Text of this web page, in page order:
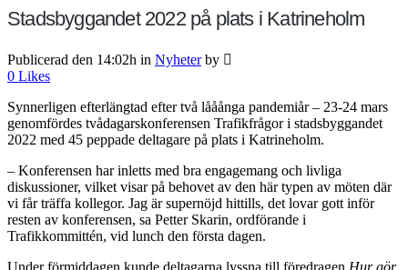
Stadsbyggandet 2022 på plats i Katrineholm
Publicerad den 14:02h in Nyheter by
0 Likes
Synnerligen efterlängtad efter två lååånga pandemiår – 23-24 mars
genomfördes tvådagarskonferensen Trafikfrågor i stadsbyggandet
2022 med 45 peppade deltagare på plats i Katrineholm.
– Konferensen har inletts med bra engagemang och livliga
diskussioner, vilket visar på behovet av den här typen av möten där
vi får träffa kollegor. Jag är supernöjd hittills, det lovar gott inför
resten av konferensen, sa Petter Skarin, ordförande i
Trafikkommittén, vid lunch den första dagen.
Under förmiddagen kunde deltagarna lyssna till föredragen Hur gör